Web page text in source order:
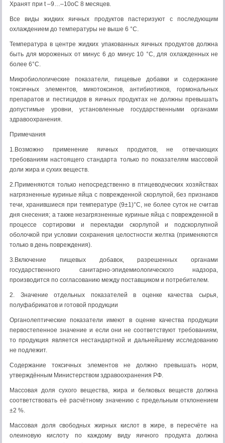
Хранят при t –9…–10оС 8 месяцев.
Все виды жидких яичных продуктов пастеризуют с последующим
охлаждением до температуры не выше 6 °С.
Температура в центре жидких упакованных яичных продуктов должна
быть для мороженых от минус 6 до минус 10 °С, для охлажденных не
более 6°С.
Микробиологические показатели, пищевые добавки и содержание
токсичных элементов, микотоксинов, антибиотиков, гормональных
препаратов и пестицидов в яичных продуктах не должны превышать
допустимые уровни, установленные государственными органами
здравоохранения.
Примечания
1.Возможно применение яичных продуктов, не отвечающих
требованиям настоящего стандарта только по показателям массовой
доли жира и сухих веществ.
2.Применяются только непосредственно в птицеводческих хозяйствах
нагрязненные куриные яйца с поврежденной скорлупой, без признаков
течи, хранившиеся при температуре (9±1)°С, не более суток не считав
дня снесения; а также незагрязненные куриные яйца с поврежденной в
процессе сортировки и перекладки скорлупой и подскорлупной
оболочкой при условии сохранения целостности желтка (применяются
только в день повреждения).
3.Включение пищевых добавок, разрешенных органами
государственного санитарно-эпидемиологического надзора,
производится по согласованию между поставщиком и потребителем.
2. Значение отдельных показателей в оценке качества сырья,
полуфабрикатов и готовой продукции
Органолептические показатели имеют в оценке качества продукции
первостепенное значение и если они не соответствуют требованиям,
то продукция является нестандартной и дальнейшему исследованию
не подлежит.
Содержание токсичных элементов не должно превышать норм,
утверждённым Министерством здравоохранения РФ.
Массовая доля сухого вещества, жира и белковых веществ должна
соответствовать её расчётному значению с предельным отклонением
±2 %.
Массовая доля свободных жирных кислот в жире, в пересчёте на
олеиновую кислоту по каждому виду яичного продукта должна